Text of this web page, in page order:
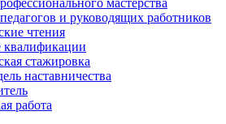
мастерства
и руководящих работников
чтения
стажировка
наставничества
работа